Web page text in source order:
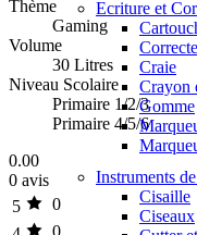
Ecriture et
Craie
Crayon
Gomme
Instruments
Cisaille
Ciseaux
Thème
Gaming
Volume
30 Litres
Niveau Scolaire
Primaire 1/2/3
Primaire 4/5/6
0.00
0 avis
5
0
0